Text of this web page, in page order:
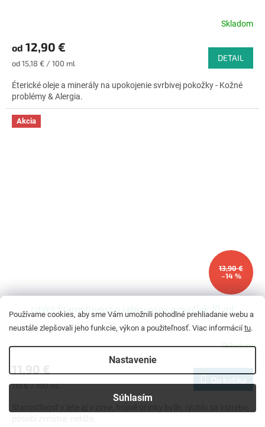
Používame cookies, aby sme Vám umožnili pohodlné prehliadanie webu a
neustále zlepšovali jeho funkcie, výkon a použiteľnosť. Viac informáciítu.
Nastavenie
Súhlasím
produktu
4,7
z
5
hviezdičiek.
Skladom
od 12,90 €
Jednotková
od 15,18 € / 100 ml
DETAIL
Éterické oleje a minerály na upokojenie svrbivej pokožky - Kožné
problémy & Alergia.
Akcia
13,90 €
–14 %
cdVet Starostlivosť o labky psov a mačiek 10 ml
Priemerné
5
Skladom
Jednotková
119 € / 100 ml
Do košíka